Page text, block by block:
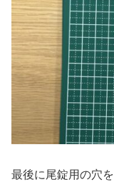
最後に尾錠用の穴を